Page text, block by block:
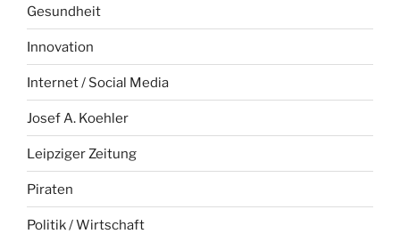
Gesundheit
Innovation
Internet / Social Media
Josef A. Koehler
Leipziger Zeitung
Piraten
Politik / Wirtschaft